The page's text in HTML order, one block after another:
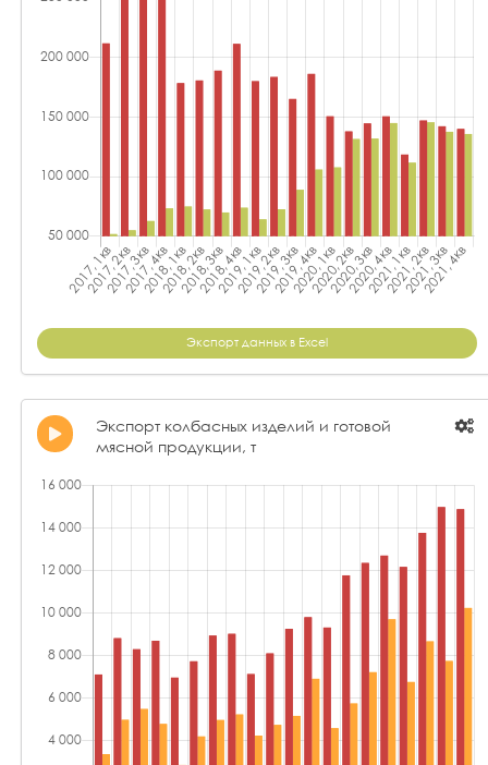
Экспорт данных в Excel
Экспорт колбасных изделий и готовой
мясной продукции, т